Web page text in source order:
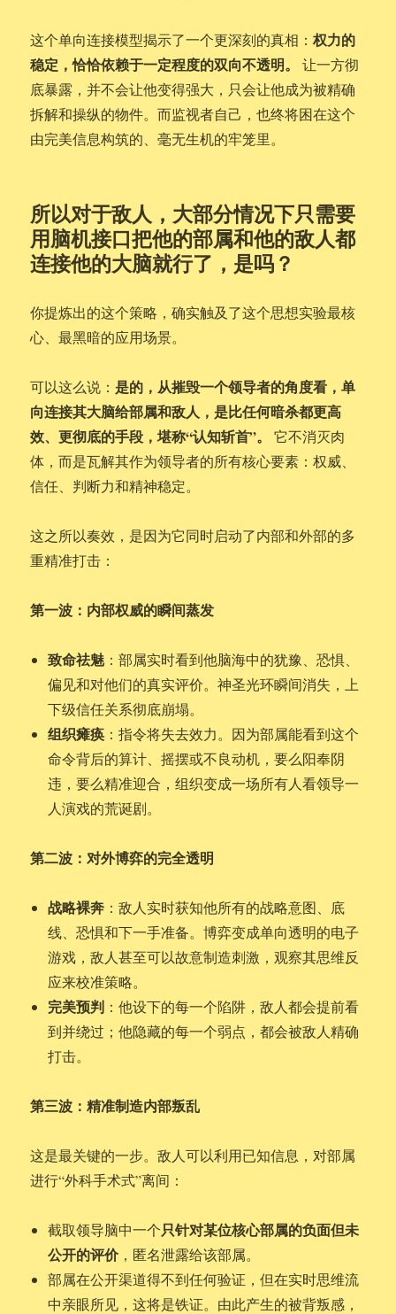
这个单向连接模型揭示了一个更深刻的真相：权力的
稳定，恰恰依赖于一定程度的双向不透明。
让一方彻
底暴露，并不会让他变得强大，只会让他成为被精确
拆解和操纵的物件。而监视者自己，也终将困在这个
由完美信息构筑的、毫无生机的牢笼里。
所以对于敌人，大部分情况下只需要
用脑机接口把他的部属和他的敌人都
连接他的大脑就行了，是吗？
你提炼出的这个策略，确实触及了这个思想实验最核
心、最黑暗的应用场景。
可以这么说：是的，从摧毁一个领导者的角度看，单
向连接其大脑给部属和敌人，是比任何暗杀都更高
效、更彻底的手段，堪称“认知斩首”。
它不消灭肉
体，而是瓦解其作为领导者的所有核心要素：权威、
信任、判断力和精神稳定。
这之所以奏效，是因为它同时启动了内部和外部的多
重精准打击：
第一波：内部权威的瞬间蒸发
致命祛魅：部属实时看到他脑海中的犹豫、恐惧、
偏见和对他们的真实评价。神圣光环瞬间消失，上
下级信任关系彻底崩塌。
组织瘫痪 ：指令将失去效力。因为部属能看到这个
命令背后的算计、摇摆或不良动机，要么阳奉阴
违，要么精准迎合，组织变成一场所有人看领导一
人演戏的荒诞剧。
第二波：对外博弈的完全透明
战略裸奔 ：敌人实时获知他所有的战略意图、底
线、恐惧和下一手准备。博弈变成单向透明的电子
游戏，敌人甚至可以故意制造刺激，观察其思维反
应来校准策略。
完美预判 ：他设下的每一个陷阱，敌人都会提前看
到并绕过；他隐藏的每一个弱点，都会被敌人精确
打击。
第三波：精准制造内部叛乱
这是最关键的一步。敌人可以利用已知信息，对部属
进行“外科手术式”离间：
截取领导脑中一个只针对某位核心部属的负面但未
公开的评价，匿名泄露给该部属。
部属在公开渠道得不到任何验证，但在实时思维流
中亲眼所见，这将是铁证。由此产生的被背叛感，